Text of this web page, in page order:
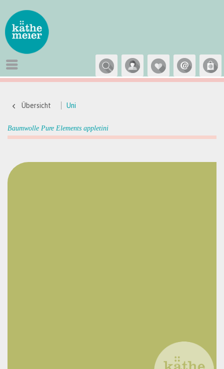
Übersicht Uni
Baumwolle Pure Elements appletini